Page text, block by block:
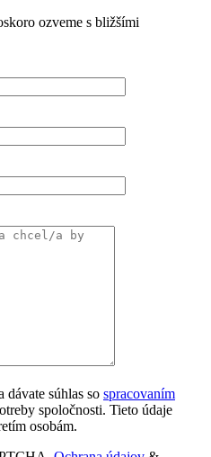
ozveme s bližšími
dávate súhlas so spracovaním
spoločnosti. Tieto údaje
osobám.